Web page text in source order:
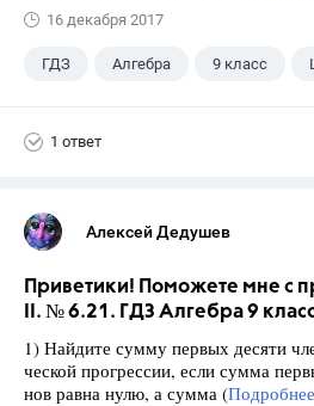
16 декабря 2017
ГДЗ Алгебра 9 класс
1 ответ
Алексей Дедушев
Приветики! Поможете мне с
II. № 6.21. ГДЗ Алгебра 9
1) Найдите сумму первых десяти
ческой прогрессии, если сумма
нов равна нулю, а сумма (